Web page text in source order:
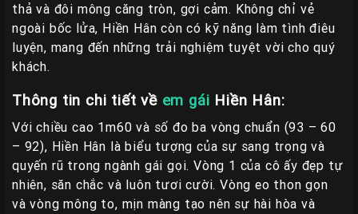
Group
Gái
Gọi
thả và đôi mông căng tròn, gợi cảm. Không chỉ vẻ
ngoài bốc lửa, Hiền Hân còn có kỹ năng làm tình điêu
luyện, mang đến những trải nghiệm tuyệt vời cho quý
khách.
Thông tin chi tiết về em gái Hiền Hân:
Với chiều cao 1m60 và số đo ba vòng chuẩn (93 – 60
– 92), Hiền Hân là biểu tượng của sự sang trọng và
quyến rũ trong ngành gái gọi. Vòng 1 của cô ấy đẹp tự
nhiên, săn chắc và luôn tươi cười. Vòng eo thon gọn
và vòng mông to, mịn màng tạo nên sự hài hòa và